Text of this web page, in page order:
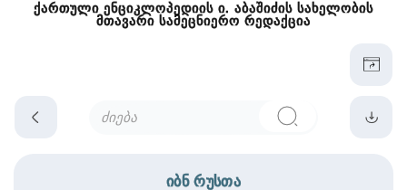
ქართული ენციკლოპედიის ი. აბაშიძის სახელობის
მთავარი სამეცნიერო რედაქცია
იბნ რუსთა